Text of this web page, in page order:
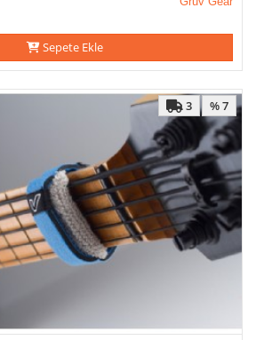
Sepete Ekle
% 7
3